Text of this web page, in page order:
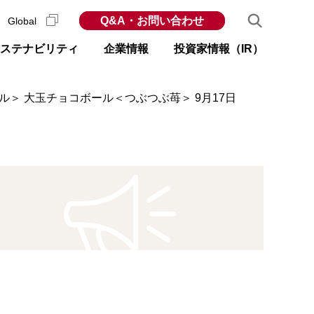
テナビリティ 企業情報 投資家情報（IR）
Global Q&A・お問い合わせ
＞ 大玉チョコボール＜つぶつぶ苺＞ 9月17日